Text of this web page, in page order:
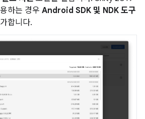
하는 경우 Android SDK 및 NDK 도구
합니다.